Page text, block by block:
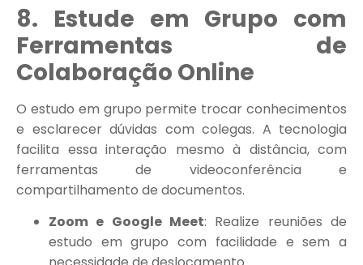
8. Estude em Grupo com
Ferramentas de
Colaboração Online
O estudo em grupo permite trocar conhecimentos
e esclarecer dúvidas com colegas. A tecnologia
facilita essa interação mesmo à distância, com
ferramentas de videoconferência e
compartilhamento de documentos.
Zoom e Google Meet: Realize reuniões de
estudo em grupo com facilidade e sem a